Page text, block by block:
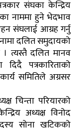
संघका केन्द्रिय
नाममा हुने भेदभाव
संघलाई आग्रह गर्नु
दलित समुदायको
। त्यस्तै दलित मानव
पत्रकारिताको
समितिले अग्रसर
चिन्ता परियारको
अध्यक्ष विनोद